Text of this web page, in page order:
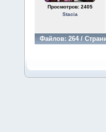
Просмотров: 2405
Stacia
Файлов: 264 /